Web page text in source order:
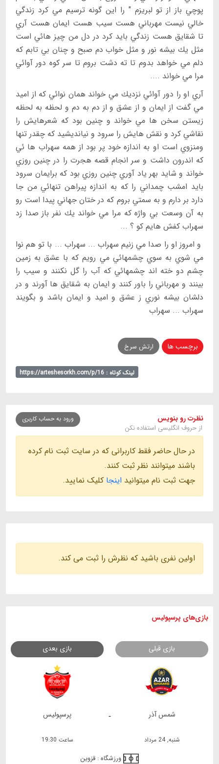
پوچي باز از تو لبريزم " را اين گونه ترسيم مي كرد زندگي
خالي نيست مهرباني هست سيب هست ايمان هست آري
تا شقايق هست زندگي بايد كرد در دل من چيز هائي است
مثل يك بيشه نور و مثل خواب دم صبح و چنان بي تابم كه
دلم مي خواهد بدوم تا ته دشت بروم تا سر كوه دور آوائي
مرا مي خواند ....
آري او را دور آوائي نزديك مي خواند همان نوائي كه از اميد
مي گفت از ايمان و از عشق و از دم به دم و لحظه به لحظه
زيستن سخن ها مي خواند و چنين بود كه شعرهايش را
نقاشي كرد و نقش هايش را سرود و نيانديشيد كه چقدر تنها
ومنزوي است او به اندازه خود پر بود از همه سهراب ها ئي
كه اندرون داشت و سر انجام قصه هجرت را در چنين روزي
خواند و شايد بهر ياد آوري چنين روزي بود كه برايمان سرود
بايد امشب چمداني را كه به اندازه پيراهن تنهائي من جا
دارد بر دارم و به سمتي بروم كه در ختان جهاني پيدا است رو
به آن وسعت بي واژه كه مرا مي خواند يك نفر باز صدا زد
سهراب كفش هايم كو ؟ ...
و امروز او را صدا مي زنيم سهراب ... سهراب ... با تو هم نوا
مي شوي به سوي چشمهائي مي رويم كه با عشق به زمين
چشم دو خته اند چشمهائي كه آب را گل نكنند و سيب را
بينند و مهرباني را باور كنند و ايمان به شقايق ها آورند و در
دلشان بيشه نوري ز عشق و اميد و ايمان باشد و بگويند
سهراب ... سهراب
برچسب ها ارتش سرخ
لینک کوتاه : https://arteshesorkh.com/p/16
نظرت رو بنویس
از حروف انگلیسی استفاده نکن
ورود به حساب کاربری
در حال حاضر فقط کاربرانی که در سایت ثبت نام کرده
باشند میتوانند نظر ثبت کنند.
جهت ثبت نام میتوانید اینجا کلیک نمایید.
اولین نفری باشید که نظرش را ثبت می کند.
بازی های پرسپولیس
بازی قبلی بازی بعدی
- شمس آذر پرسپولیس
شنبه, 24 مرداد ساعت 19:30
ورزشگاه : قزوین